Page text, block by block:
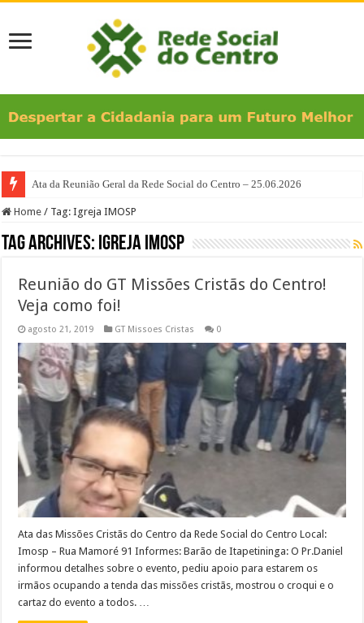
Ata da Reunião Geral da Rede Social do Centro – 25.06.2026
Home / Tag:Igreja IMOSP
Tag Archives: Igreja IMOSP
Reunião do GT Missões Cristãs do Centro!
Veja como foi!
agosto 21, 2019 GT Missoes Cristas 0
Ata das Missões Cristãs do Centro da Rede Social do Centro Local:
Imosp – Rua Mamoré 91 Informes: Barão de Itapetininga: O Pr.Daniel
informou detalhes sobre o evento, pediu apoio para estarem os
irmãos ocupando a tenda das missões cristãs, mostrou o croqui e o
cartaz do evento a todos. …